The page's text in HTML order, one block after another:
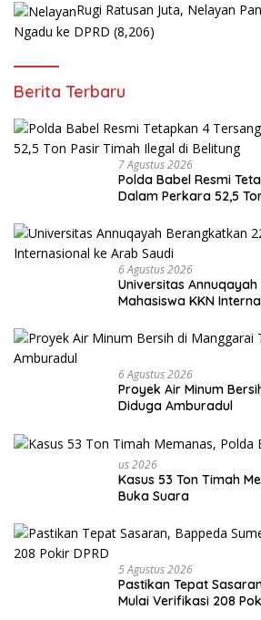
Rugi Ratusan Juta, Nelayan
Ngadu ke DPRD (8,206)
Berita Terbaru
7 Agustus 2026
Polda Babel Resmi
Dalam Perkara 52,5
6 Agustus 2026
Universitas
Mahasiswa KKN
6 Agustus 2026
Proyek Air Minum
Diduga Amburadul
Us 2026
Kasus 53 Ton Timah
Buka Suara
5 Agustus 2026
Pastikan Tepat
Mulai Verifikasi 208